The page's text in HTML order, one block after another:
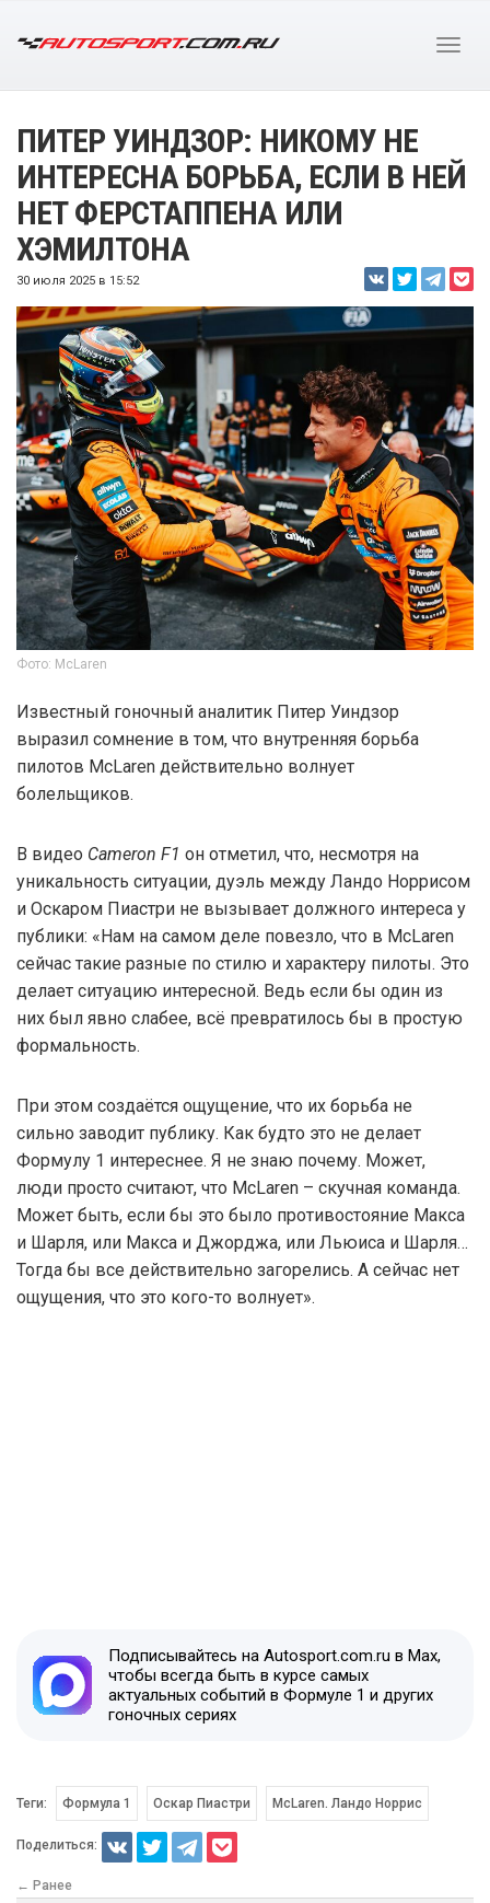
ПИТЕР УИНДЗОР: НИКОМУ НЕ
ИНТЕРЕСНА БОРЬБА, ЕСЛИ В НЕЙ
НЕТ ФЕРСТАППЕНА ИЛИ
ХЭМИЛТОНА
30 июля 2025 в 15:52
Фото: McLaren
Известный гоночный аналитик Питер Уиндзор
выразил сомнение в том, что внутренняя борьба
пилотов McLaren действительно волнует
болельщиков.
В видео Cameron F1 он отметил, что, несмотря на
уникальность ситуации, дуэль между Ландо Норрисом
и Оскаром Пиастри не вызывает должного интереса у
публики: «Нам на самом деле повезло, что в McLaren
сейчас такие разные по стилю и характеру пилоты. Это
делает ситуацию интересной. Ведь если бы один из
них был явно слабее, всё превратилось бы в простую
формальность.
При этом создаётся ощущение, что их борьба не
сильно заводит публику. Как будто это не делает
Формулу 1 интереснее. Я не знаю почему. Может,
люди просто считают, что McLaren – скучная команда.
Может быть, если бы это было противостояние Макса
и Шарля, или Макса и Джорджа, или Льюиса и Шарля…
Тогда бы все действительно загорелись. А сейчас нет
ощущения, что это кого-то волнует».
Подписывайтесь на Autosport.com.ru в Max,
чтобы всегда быть в курсе самых
актуальных событий в Формуле 1 и других
гоночных сериях
Теги: Формула 1 Оскар Пиастри McLaren. Ландо Норрис
Поделиться:
← Ранее